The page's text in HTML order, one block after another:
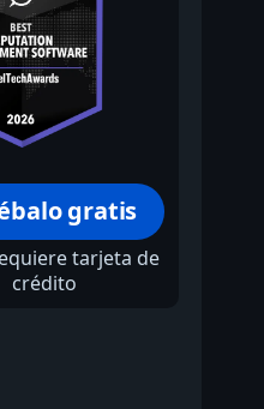
gratis
tarjeta de
crédito